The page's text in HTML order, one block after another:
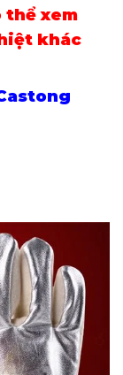
thể xem
khác